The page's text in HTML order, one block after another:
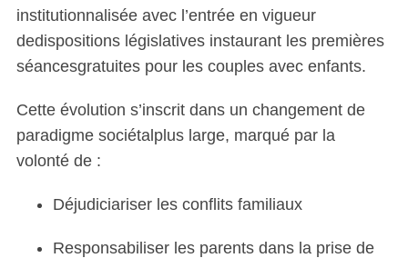
institutionnalisée avec l’entrée en vigueur
dedispositions législatives instaurant les premières
séancesgratuites pour les couples avec enfants.
Cette évolution s’inscrit dans un changement de
paradigme sociétalplus large, marqué par la
volonté de :
Déjudiciariser les conflits familiaux
Responsabiliser les parents dans la prise de